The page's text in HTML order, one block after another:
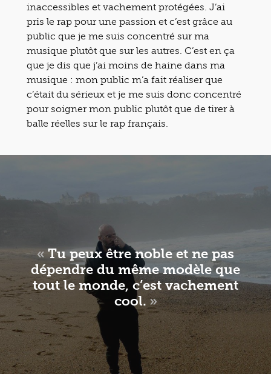
inaccessibles et vachement protégées. J’ai
pris le rap pour une passion et c’est grâce au
public que je me suis concentré sur ma
musique plutôt que sur les autres. C’est en ça
que je dis que j’ai moins de haine dans ma
musique : mon public m’a fait réaliser que
c’était du sérieux et je me suis donc concentré
pour soigner mon public plutôt que de tirer à
balle réelles sur le rap français.
« Tu peux être noble et ne pas
dépendre du même modèle que
tout le monde, c’est vachement
cool. »